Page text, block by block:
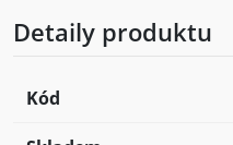
Detaily produktu
Kód